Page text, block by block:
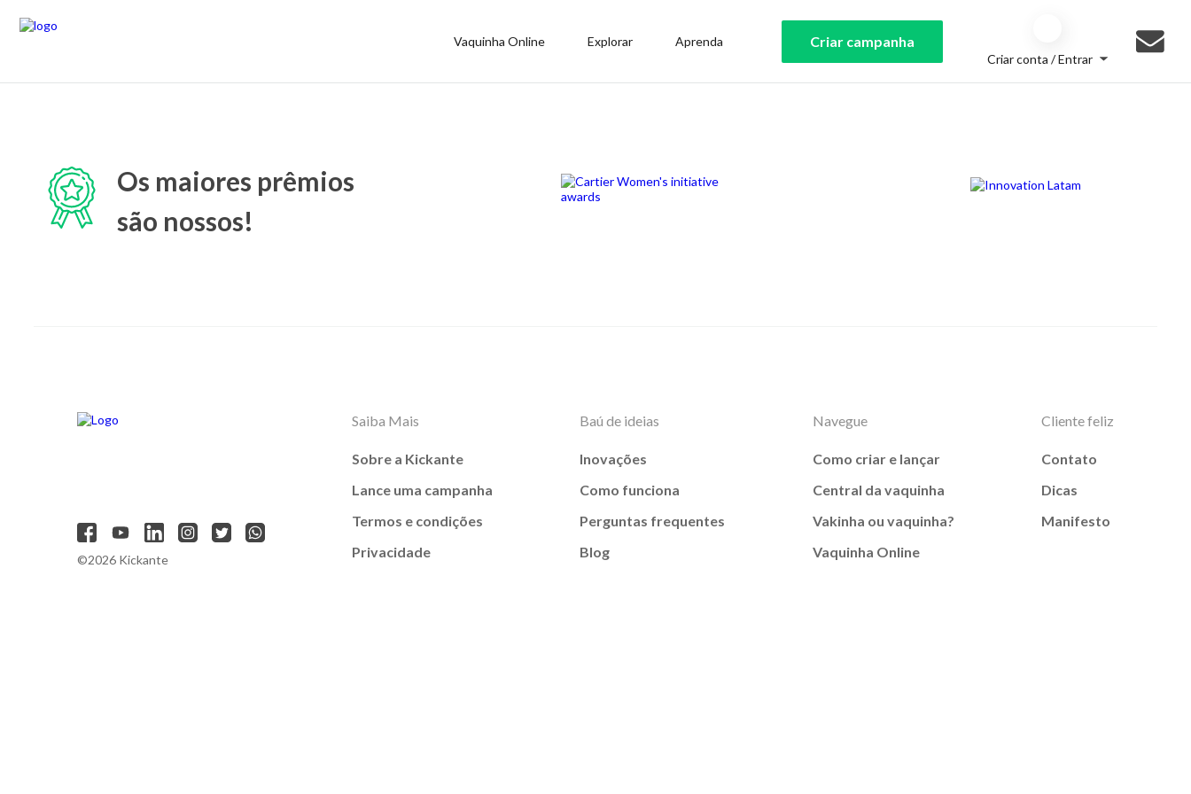
Vaquinha Online Explorar Aprenda Criar campanha
Criar conta / Entrar
Os maiores prêmios
são nossos!
©2026 Kickante
Saiba Mais
Sobre a Kickante
Lance uma campanha
Termos e condições
Privacidade
Baú de ideias
Inovações
Como funciona
Perguntas frequentes
Blog
Navegue
Como criar e lançar
Central da vaquinha
Vakinha ou vaquinha?
Vaquinha Online
Cliente feliz
Contato
Dicas
Manifesto